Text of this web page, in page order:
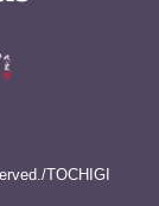
TOCHIGI